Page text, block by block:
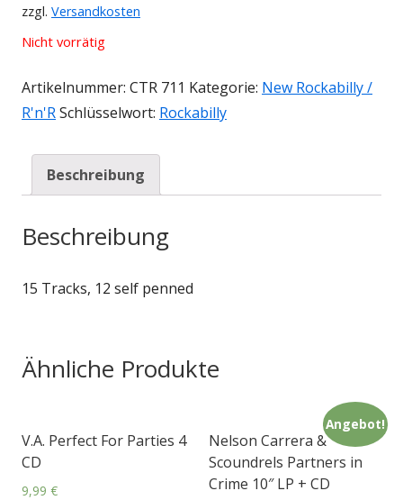
zzgl. Versandkosten
Nicht vorrätig
Artikelnummer: CTR 711 Kategorie: New Rockabilly /
R'n'RSchlüsselwort: Rockabilly
Beschreibung
Beschreibung
15 Tracks, 12 self penned
Ähnliche Produkte
V.A. Perfect For Parties 4
CD
9,99 €
Angebot!
Nelson Carrera &
Scoundrels Partners in
Crime 10″ LP + CD